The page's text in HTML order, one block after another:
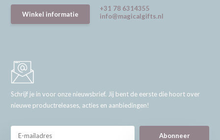
Winkel informatie
+31 78 6314355
info@magicalgifts.nl
Schrijf je in voor onze nieuwsbrief. Jij bent de eerste die hoort over
nieuwe productreleases, acties en aanbiedingen!
Abonneer